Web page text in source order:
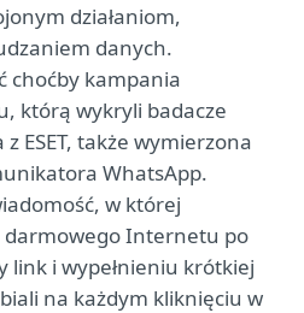
działaniom,
danych.
choćby kampania
którą wykryli badacze
ESET, także wymierzona
WhatsApp.
w której
darmowego Internetu po
link i wypełnieniu krótkiej
na każdym kliknięciu w